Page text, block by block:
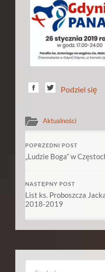
Podziel się
Aktualności
POPRZEDNI POST
„Ludzie Boga” w
NASTĘPNY POST
List ks. Proboszcza
2018-2019